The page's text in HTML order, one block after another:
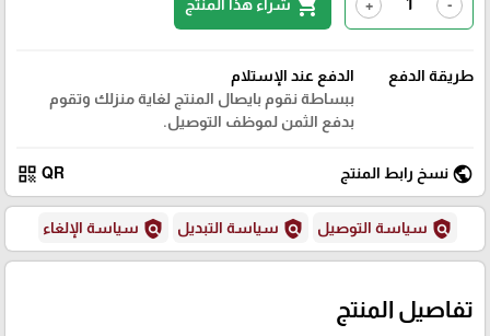
-
+
shopping_cart شراء هذا المنتج
طريقة الدفع
الدفع عند الإستلام
ببساطة نقوم بايصال المنتج لغاية منزلك وتقوم
بدفع الثمن لموظف التوصيل.
public نسخ رابط المنتج QR
qr_code
policy سياسة التوصيل policy سياسة التبديل policy سياسة الإلغاء
تفاصيل المنتج